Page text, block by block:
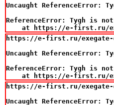
Uncaught ReferenceError:
ReferenceError: Tygh is
at https://e-first.ru/
https://e-first.ru/exegate-
Uncaught ReferenceError:
ReferenceError: Tygh is
at https://e-first.ru/
https://e-first.ru/exegate-
Uncaught ReferenceError: